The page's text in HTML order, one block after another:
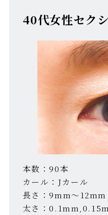
40代女性セク
本数：90本
カール：Jカール
長さ：9mm～12mm
太さ：